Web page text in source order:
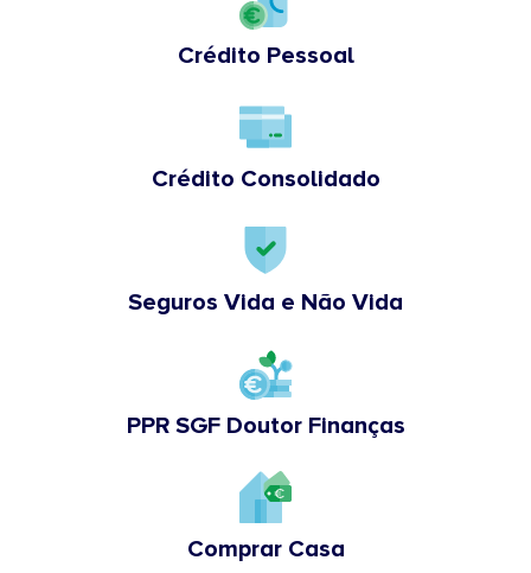
Crédito Pessoal
Crédito Consolidado
Seguros Vida e Não Vida
PPR SGF Doutor Finanças
Comprar Casa